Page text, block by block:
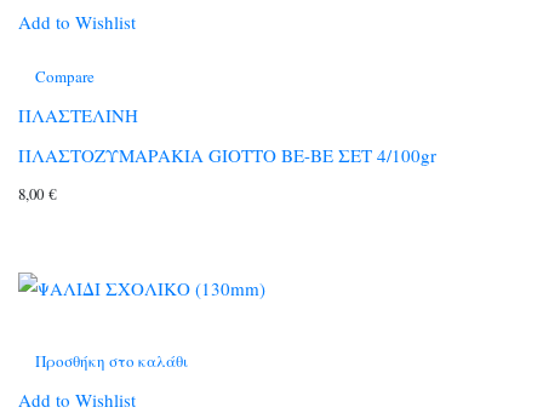
Add to Wishlist
Compare
ΠΛΑΣΤΕΛΙΝΗ
ΠΛΑΣΤΟΖΥΜΑΡΑΚΙΑ GIOTTO BE-BE ΣΕΤ 4/100gr
8,00 €
Προσθήκη στο καλάθι
Add to Wishlist